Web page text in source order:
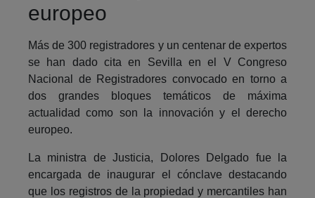
europeo
Más de 300 registradores y un centenar de expertos
se han dado cita en Sevilla en el V Congreso
Nacional de Registradores convocado en torno a
dos grandes bloques temáticos de máxima
actualidad como son la innovación y el derecho
europeo.
La ministra de Justicia, Dolores Delgado fue la
encargada de inaugurar el cónclave destacando
que los registros de la propiedad y mercantiles han